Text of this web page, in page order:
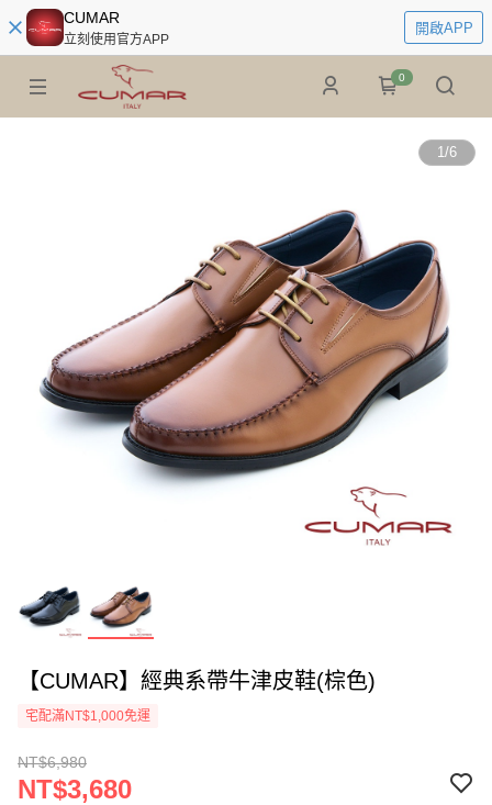
CUMAR
立刻使用官方APP
開啟APP
0
1/6
【CUMAR】經典系帶牛津皮鞋(棕色)
宅配滿NT$1,000免運
NT$6,980
NT$3,680